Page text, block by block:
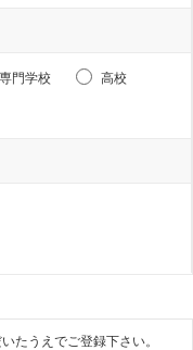
門学校
高校
たうえでご登録下さい。